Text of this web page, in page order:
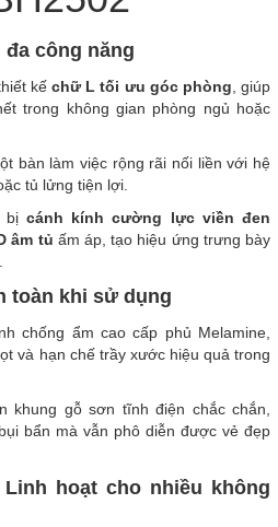
đa công năng
kếchữ L tối ưu góc phòng , giúp
trong không gian phòng ngủ hoặc
bàn làm việc rộng rãi nối liền với hệ
tủ lửng tiện lợi.
bị cánh kính cường lực viền đen
âm tủ ấm áp, tạo hiệu ứng trưng bày
toàn khi sử dụng
chống ẩm cao cấp phủ Melamine,
và hạn chế trầy xước hiệu quả trong
khung gỗ sơn tĩnh điện chắc chắn,
bẩn mà vẫn phô diễn được vẻ đẹp
hoạt cho nhiều không